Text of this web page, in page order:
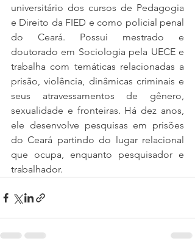
universitário dos cursos de Pedagogia
e Direito da FIED e como policial penal
do Ceará. Possui mestrado e
doutorado em Sociologia pela UECE e
trabalha com temáticas relacionadas a
prisão, violência, dinâmicas criminais e
seus atravessamentos de gênero,
sexualidade e fronteiras. Há dez anos,
ele desenvolve pesquisas em prisões
do Ceará partindo do lugar relacional
que ocupa, enquanto pesquisador e
trabalhador.